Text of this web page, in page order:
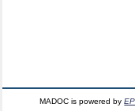
MADOC is powered by